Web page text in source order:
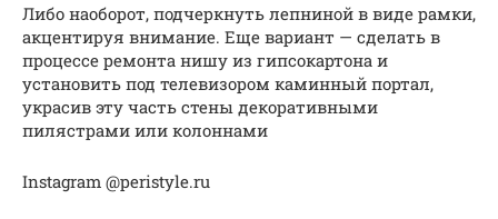
Либо наоборот, подчеркнуть лепниной в виде рамки,
акцентируя внимание. Еще вариант — сделать в
процессе ремонта нишу из гипсокартона и
установить под телевизором каминный портал,
украсив эту часть стены декоративными
пилястрами или колоннами
Instagram @peristyle.ru